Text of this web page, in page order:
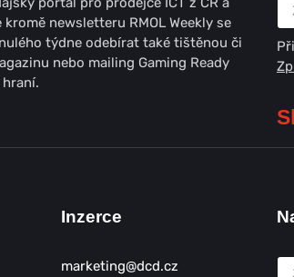
kromě newsletteru RMOL Weekly se
týdne odebírat také tištěnou či
nebo mailing Gaming Ready
Inzerce
marketing@dcd.cz